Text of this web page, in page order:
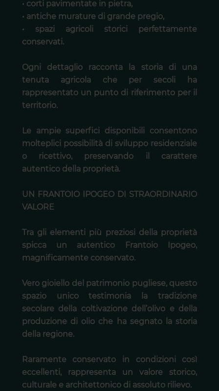
• corti pavimentate in pietra,
• antiche murature di grande pregio,
• spazi agricoli storici perfettamente
conservati.
Ogni dettaglio racconta la storia di una
tenuta agricola che per secoli ha
rappresentato un punto di riferimento per il
territorio.
Le ampie superfici disponibili consentono
molteplici possibilità di sviluppo residenziale
o ricettivo, preservando il carattere
autentico della proprietà.
UN FRANTOIO IPOGEO DI STRAORDINARIO
VALORE
Tra gli elementi più preziosi della proprietà
spicca un autentico Frantoio Ipogeo,
magnificamente conservato.
Vero gioiello del patrimonio pugliese, questo
spazio unico testimonia la tradizione
secolare della coltivazione dell’olivo e della
produzione di olio che ha segnato la storia
della regione.
Raramente conservato in condizioni così
eccellenti, rappresenta un valore storico,
culturale e architettonico di assoluto rilievo.